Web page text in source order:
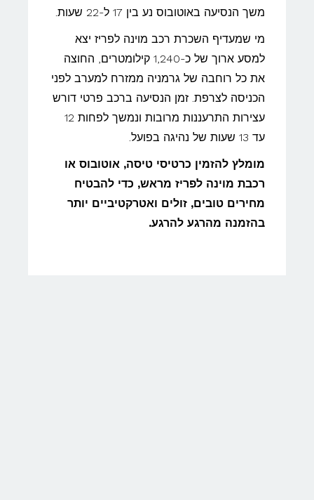
משך הנסיעה באוטובוס נע בין 17 ל-22 שעות.
מי שמעדיף השכרת רכב מוינה לפריז יצא
למסע ארוך של כ-1,240 קילומטרים, החוצה
את כל רוחבה של גרמניה ממזרח למערב לפני
הכניסה לצרפת. זמן הנסיעה ברכב פרטי דורש
עצירות התרעננות מרובות ונמשך לפחות 12
עד 13 שעות של נהיגה בפועל.
מומלץ להזמין כרטיסי טיסה, אוטובוס או
רכבת מוינה לפריז מראש, כדי להבטיח
מחירים טובים, זולים ואטרקטיביים יותר
בהזמנה מהרגע להרגע.